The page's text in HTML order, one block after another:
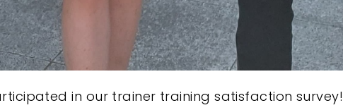
in our trainer training satisfaction survey!